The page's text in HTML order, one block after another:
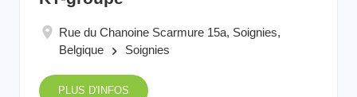
Rue du Chanoine Scarmure 15a, Soignies,
Belgique
keyboard_arrow_right Soignies
PLUS D'INFOS